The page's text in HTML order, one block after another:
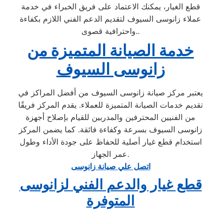
قطع الغيار، يمكنك الاعتماد على فريق الخبراء في خدمة
عملاء زانوسى السيوف لتقديم الدعم الفني اللازم بكفاءة
واحترافية قصوى..
خدمة الصيانة المتميزة من
زانوسى السيوف
يعتبر مركز صيانة زانوسى السيوف من أفضل المراكز في
تقديم خدمات الصيانة المتميزة للعملاء. يقدم المركز فريقًا
من الفنيين المحترفين والمدربين للقيام بإصلاح أجهزة
زانوسى السيوف بسرعة وكفاءة فائقة. كما يضمن المركز
استخدام قطع غيار أصلية للحفاظ على جودة الأداء وطول
عمر الجهاز.
اتصل علي صيانة زانوسى
قطع غيار والدعم الفني لزانوسى
المتوفرة